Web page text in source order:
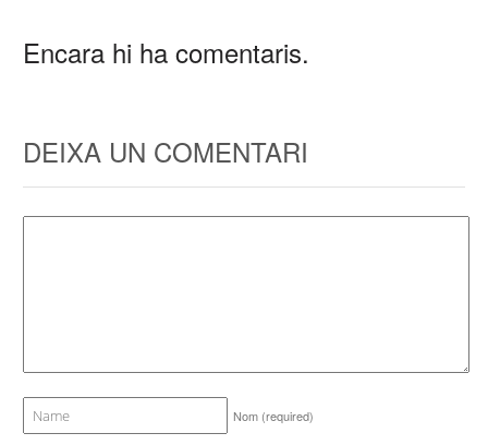
Encara hi ha comentaris.
DEIXA UN COMENTARI
Nom (required)